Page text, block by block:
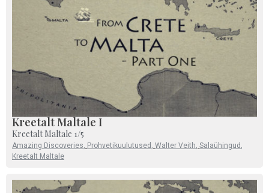
Kreetalt Maltale I
Kreetalt Maltale 1/5
Amazing Discoveries, Prohvetikuulutused , Walter Veith, Salaühingud ,
Kreetalt Maltale